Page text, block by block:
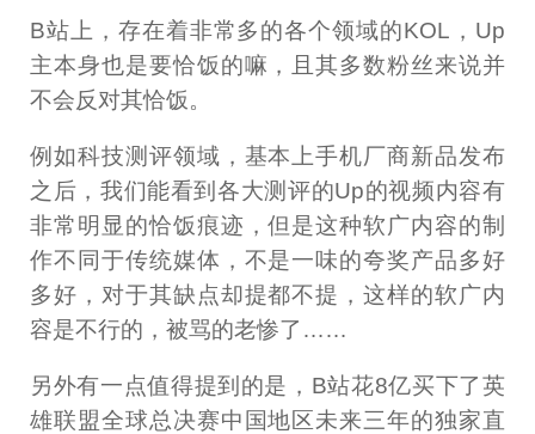
B站上，存在着非常多的各个领域的KOL，Up
主本身也是要恰饭的嘛，且其多数粉丝来说并
不会反对其恰饭。
例如科技测评领域，基本上手机厂商新品发布
之后，我们能看到各大测评的Up的视频内容有
非常明显的恰饭痕迹，但是这种软广内容的制
作不同于传统媒体，不是一味的夸奖产品多好
多好，对于其缺点却提都不提，这样的软广内
容是不行的，被骂的老惨了……
另外有一点值得提到的是，B站花8亿买下了英
雄联盟全球总决赛中国地区未来三年的独家直